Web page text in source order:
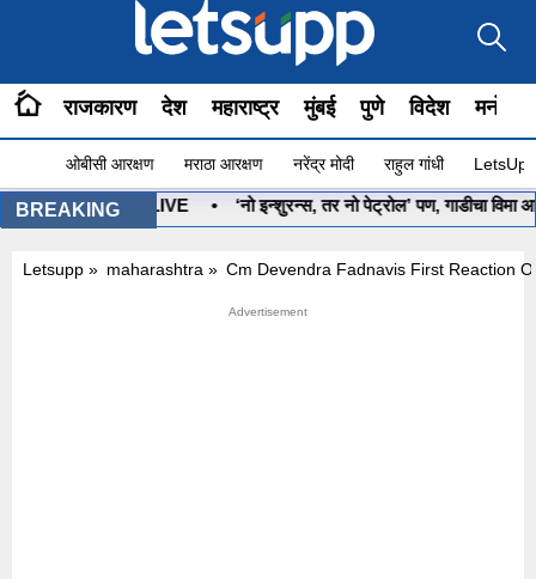
राजकारण देश महाराष्ट्र मुंबई पुणे विदेश
ओबीसी आरक्षण मराठा आरक्षण नरेंद्र मोदी राहुल गांधी
BREAKING
होणार फैसला LIVE • ‘नो इन्शुरन्स, तर नो पेट्रोल’ पण, गाडीचा विमा आहे
Letsupp » maharashtra » Cm Devendra Fadnavis First Reaction